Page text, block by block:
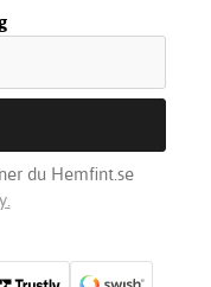
du Hemfint.se